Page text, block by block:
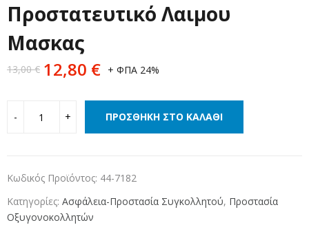
Προστατευτικό Λαιμου
Μασκας
13,00€ 12,80 € + ΦΠΑ 24%
ΠΡΟΣΘΉΚΗ ΣΤΟ ΚΑΛΆΘΙ
Κωδικός Προϊόντος: 44-7182
Κατηγορίες: Ασφάλεια-Προστασία Συγκολλητού, Προστασία
Οξυγονοκολλητών